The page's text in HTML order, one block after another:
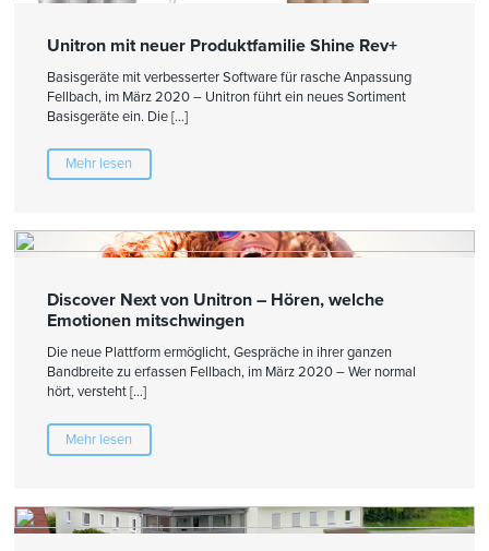
Unitron mit neuer Produktfamilie Shine Rev+
Basisgeräte mit verbesserter Software für rasche Anpassung
Fellbach, im März 2020 – Unitron führt ein neues Sortiment
Basisgeräte ein. Die […]
Mehr lesen
Discover Next von Unitron – Hören, welche
Emotionen mitschwingen
Die neue Plattform ermöglicht, Gespräche in ihrer ganzen
Bandbreite zu erfassen Fellbach, im März 2020 – Wer normal
hört, versteht […]
Mehr lesen